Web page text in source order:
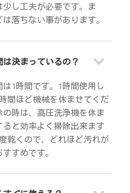
し工夫が必要です。ま
落ちない事があります。
決まっているの？
1時間です。1時間使用し
間ほど機械を休ませてくだ
時は、高圧洗浄機を休ま
と効率よく掃除出来ます
乾くので、どれほど汚れが
すめです。